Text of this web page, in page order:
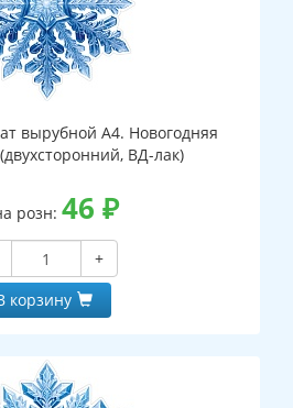
вырубной А4. Новогодняя
ВД-лак)
розн: 46 ₽
+
корзину